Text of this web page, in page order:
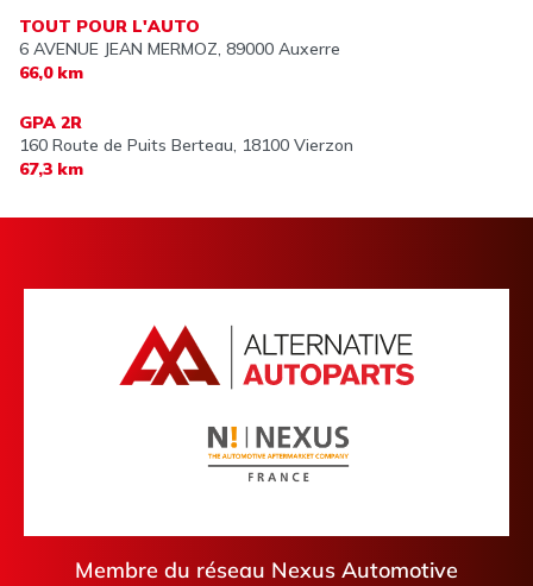
TOUT POUR L'AUTO
6 AVENUE JEAN MERMOZ, 89000 Auxerre
66,0 km
GPA 2R
160 Route de Puits Berteau, 18100 Vierzon
67,3 km
Membre du réseau Nexus Automotive